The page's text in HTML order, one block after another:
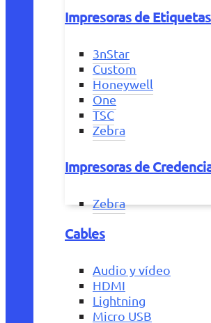
Impresoras de Etiquetas
3nStar
Custom
Honeywell
One
TSC
Zebra
Impresoras de
Zebra
Cables
Audio y vídeo
HDMI
Lightning
Micro USB